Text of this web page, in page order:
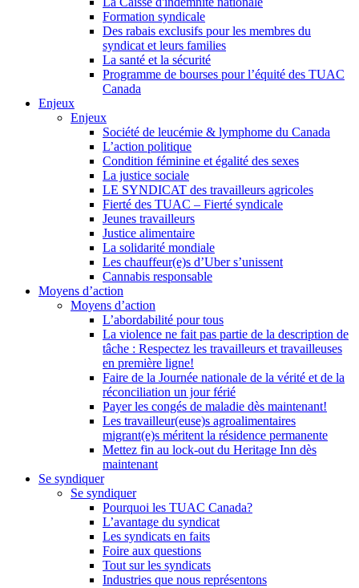
Formation syndicale
Des rabais exclusifs pour les membres du
syndicat et leurs families
La santé et la sécurité
Programme de bourses pour l’équité des TUAC
Canada
Enjeux
Enjeux
Société de leucémie & lymphome du Canada
L’action politique
Condition féminine et égalité des sexes
La justice sociale
LE SYNDICAT des travailleurs agricoles
Fierté des TUAC – Fierté syndicale
Jeunes travailleurs
Justice alimentaire
La solidarité mondiale
Les chauffeur(e)s d’Uber s’unissent
Cannabis responsable
Moyens d’action
Moyens d’action
L’abordabilité pour tous
La violence ne fait pas partie de la description de
tâche : Respectez les travailleurs et travailleuses
en première ligne!
Faire de la Journée nationale de la vérité et de la
réconciliation un jour férié
Payer les congés de maladie dès maintenant!
Les travailleur(euse)s agroalimentaires
migrant(e)s méritent la résidence permanente
Mettez fin au lock-out du Heritage Inn dès
maintenant
Se syndiquer
Se syndiquer
Pourquoi les TUAC Canada?
L’avantage du syndicat
Les syndicats en faits
Foire aux questions
Tout sur les syndicats
Industries que nous représentons